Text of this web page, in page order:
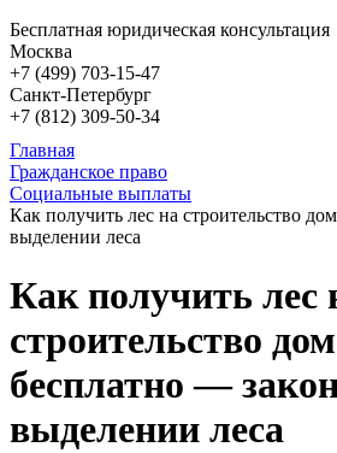
Бесплатная юридическая консультация
Москва
+7 (499) 703-15-47
Санкт-Петербург
+7 (812) 309-50-34
Главная
Гражданское право
Социальные выплаты
Как получить лес на строительство
выделении леса
Как получить лес
строительство
бесплатно —
выделении леса